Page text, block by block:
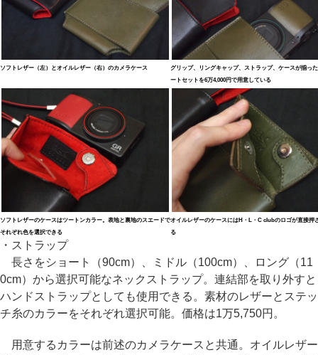
ソフトレザー（左）とオイルレザー（右）のカメラケース
グリップ、リングキャップ、ストラップ、ケースが揃っ
ートセットを6万4,000円で用意している
ソフトレザーのケースはツートンカラー。表地と裏地のスエードで
それぞれ色を選択できる
オイルレザーのケースにはH・L・C clubのロゴが直接押
る
・ストラップ
長さをショート（90cm）、ミドル（100cm）、ロング（11
0cm）から選択可能なネックストラップ。連結部を取り外すと
ハンドストラップとしても使用できる。素材のレザーとステッ
チ糸のカラーをそれぞれ選択可能。価格は1万5,750円。
用意するカラーは前述のカメラケースと共通。オイルレザー